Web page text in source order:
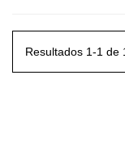
Resultados 1-1 de